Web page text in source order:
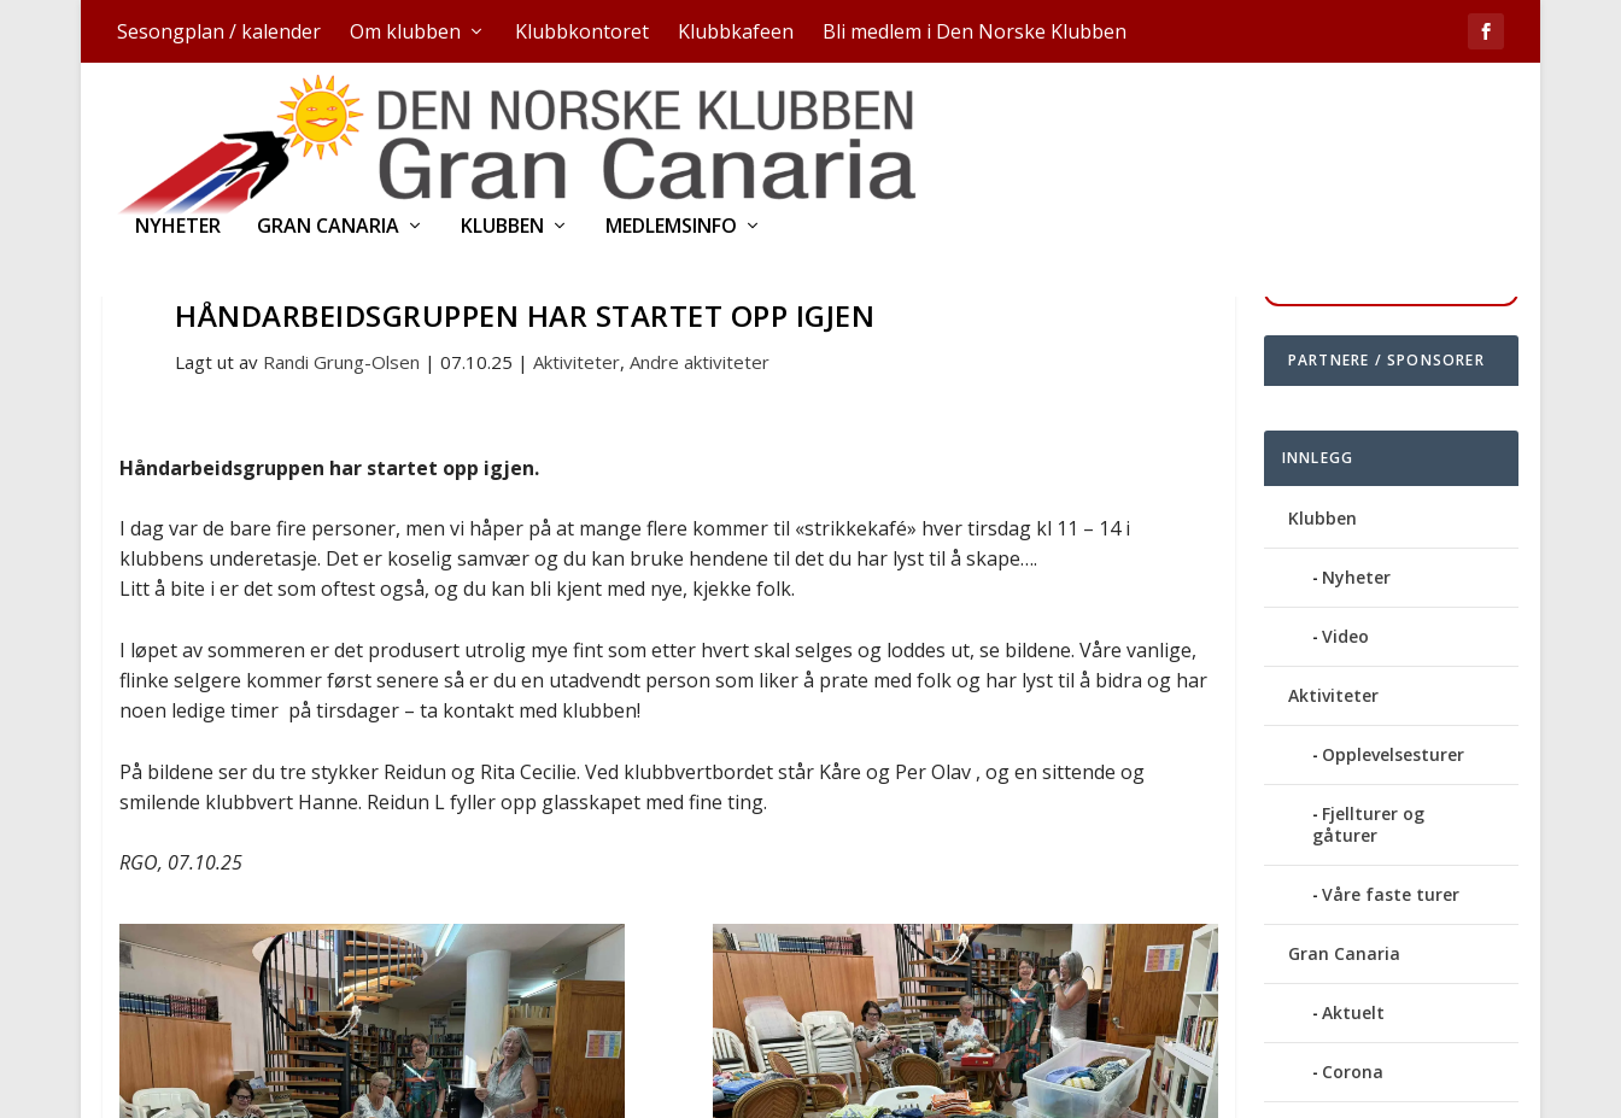
Sesongplan / kalender Om klubben Klubbkontoret Klubbkafeen Bli medlem i Den Norske Klubben
NYHETER GRAN CANARIA KLUBBEN MEDLEMSINFO
HÅNDARBEIDSGRUPPEN HAR STARTET OPP IGJEN
Lagt ut av Randi Grung-Olsen |07.10.25 |Aktiviteter,Andre aktiviteter
Håndarbeidsgruppen har startet opp igjen.
I dag var de bare fire personer, men vi håper på at mange flere kommer til «strikkekafé» hver tirsdag kl 11 – 14 i
klubbens underetasje. Det er koselig samvær og du kan bruke hendene til det du har lyst til å skape….
Litt å bite i er det som oftest også, og du kan bli kjent med nye, kjekke folk.
I løpet av sommeren er det produsert utrolig mye fint som etter hvert skal selges og loddes ut, se bildene. Våre vanlige,
flinke selgere kommer først senere så er du en utadvendt person som liker å prate med folk og har lyst til å bidra og har
noen ledige timer på tirsdager – ta kontakt med klubben!
På bildene ser du tre stykker Reidun og Rita Cecilie. Ved klubbvertbordet står Kåre og Per Olav , og en sittende og
smilende klubbvert Hanne. Reidun L fyller opp glasskapet med fine ting.
RGO, 07.10.25
PARTNERE / SPONSORER
INNLEGG
Klubben
Nyheter
Video
Aktiviteter
Opplevelsesturer
Fjellturer og
gåturer
Våre faste turer
Gran Canaria
Aktuelt
Corona